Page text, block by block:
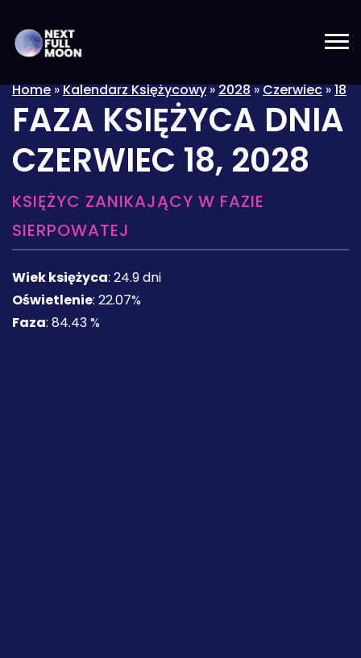
Home»Kalendarz Księżycowy»2028»Czerwiec»18
FAZA KSIĘŻYCA DNIA
CZERWIEC 18, 2028
KSIĘŻYC ZANIKAJĄCY W FAZIE
SIERPOWATEJ
Wiek księżyca: 24.9 dni
Oświetlenie: 22.07%
Faza: 84.43 %